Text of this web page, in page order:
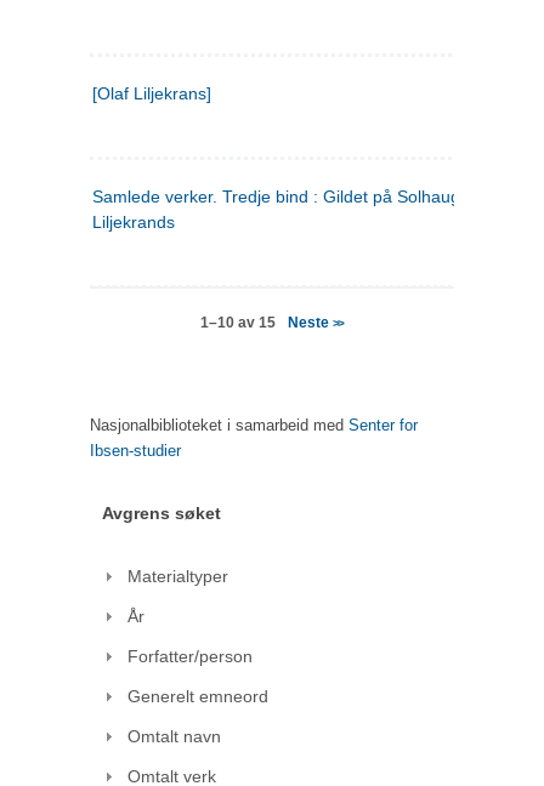
[Olaf Liljekrans]
Samlede verker. Tredje bind : Gildet på Solhaug ; Olaf
Liljekrands
1–10 av 15 Neste>>
Nasjonalbiblioteket i samarbeid med Senter for
Ibsen-studier
Avgrens søket
Materialtyper
År
Forfatter/person
Generelt emneord
Omtalt navn
Omtalt verk